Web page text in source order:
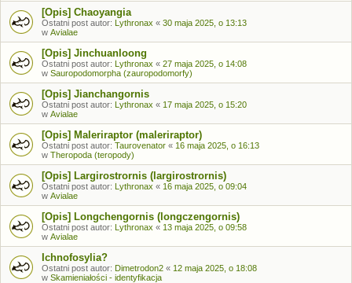
[Opis] Chaoyangia
Ostatni post autor: Lythronax « 30 maja 2025, o 13:13
w Avialae
[Opis] Jinchuanloong
Ostatni post autor: Lythronax « 27 maja 2025, o 14:08
w Sauropodomorpha (zauropodomorfy)
[Opis] Jianchangornis
Ostatni post autor: Lythronax « 17 maja 2025, o 15:20
w Avialae
[Opis] Maleriraptor (maleriraptor)
Ostatni post autor: Taurovenator « 16 maja 2025, o 16:13
w Theropoda (teropody)
[Opis] Largirostrornis (largirostrornis)
Ostatni post autor: Lythronax « 16 maja 2025, o 09:04
w Avialae
[Opis] Longchengornis (longczengornis)
Ostatni post autor: Lythronax « 13 maja 2025, o 09:58
w Avialae
Ichnofosylia?
Ostatni post autor: Dimetrodon2 « 12 maja 2025, o 18:08
w Skamieniałości - identyfikacja